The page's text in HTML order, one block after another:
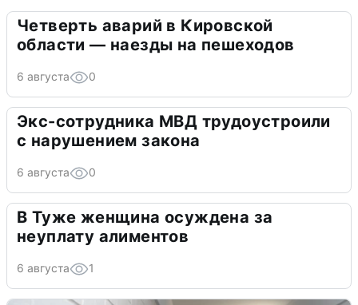
Четверть аварий в Кировской
области — наезды на пешеходов
6 августа 0
Экс-сотрудника МВД трудоустроили
с нарушением закона
6 августа 0
В Туже женщина осуждена за
неуплату алиментов
6 августа 1